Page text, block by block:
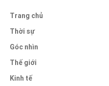
Trang chủ
Thời sự
Góc nhìn
Thế giới
Kinh tế